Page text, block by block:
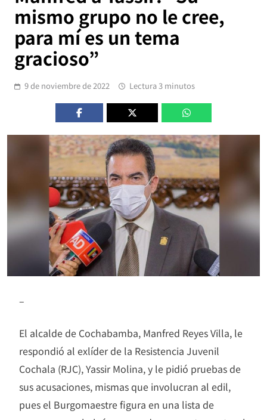
mismo grupo no le cree,
para mí es un tema
gracioso”
9 de noviembre de 2022 Lectura 3 minutos
–
El alcalde de Cochabamba, Manfred Reyes Villa, le
respondió al exlíder de la Resistencia Juvenil
Cochala (RJC), Yassir Molina, y le pidió pruebas de
sus acusaciones, mismas que involucran al edil,
pues el Burgomaestre figura en una lista de